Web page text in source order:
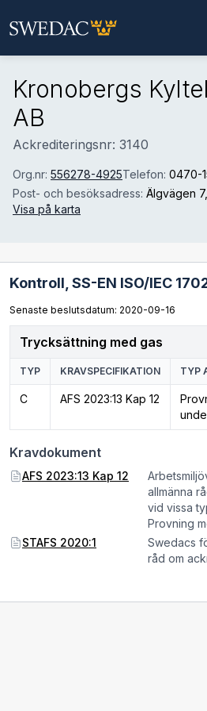
Kronobergs
AB
Ackrediteringsnr: 3140
Org.nr: 556278-4925Telefon: 0470-
Post- och besöksadress: Älgvägen 7
Visa på karta
Kontroll, SS-EN ISO/IEC
Senaste beslutsdatum: 2020-09-16
Trycksättning med gas
TYP KRAVSPECIFIKATION TYP
C AFS 2023:13 Kap 12
Kravdokument
AFS 2023:13 Kap 12
allmänna
vid vissa
Provning
STAFS 2020:1
Swedacs
råd om